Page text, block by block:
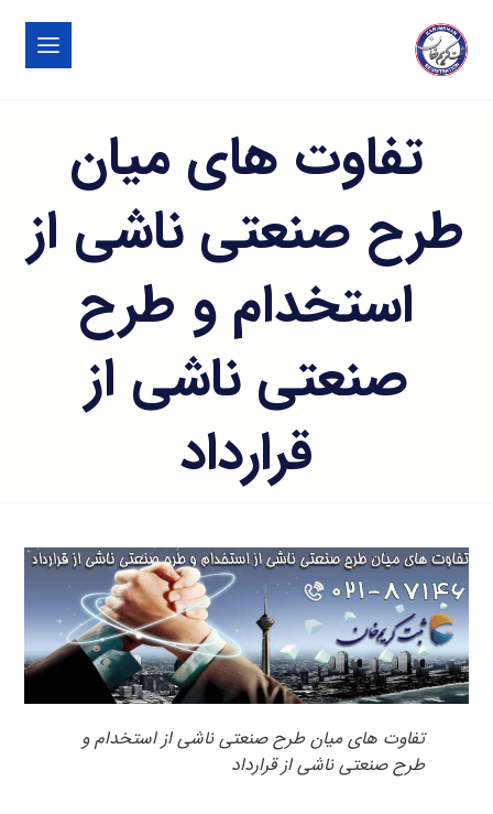
تفاوت های میان
طرح صنعتی ناشی از
استخدام و طرح
صنعتی ناشی از
قرارداد
تفاوت های میان طرح صنعتی ناشی از استخدام و
طرح صنعتی ناشی از قرارداد